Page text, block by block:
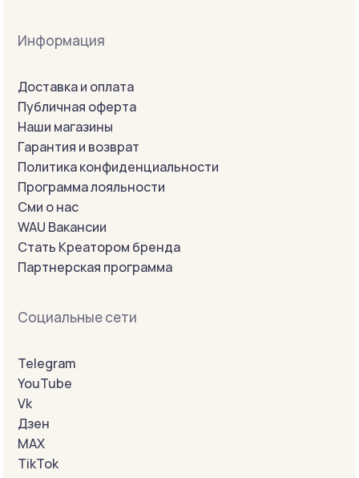
Информация
Доставка и оплата
Публичная оферта
Наши магазины
Гарантия и возврат
Политика конфиденциальности
Программа лояльности
Сми о нас
WAU Вакансии
Стать Креатором бренда
Партнерская программа
Социальные сети
Telegram
YouTube
Vk
Дзен
MAX
TikTok